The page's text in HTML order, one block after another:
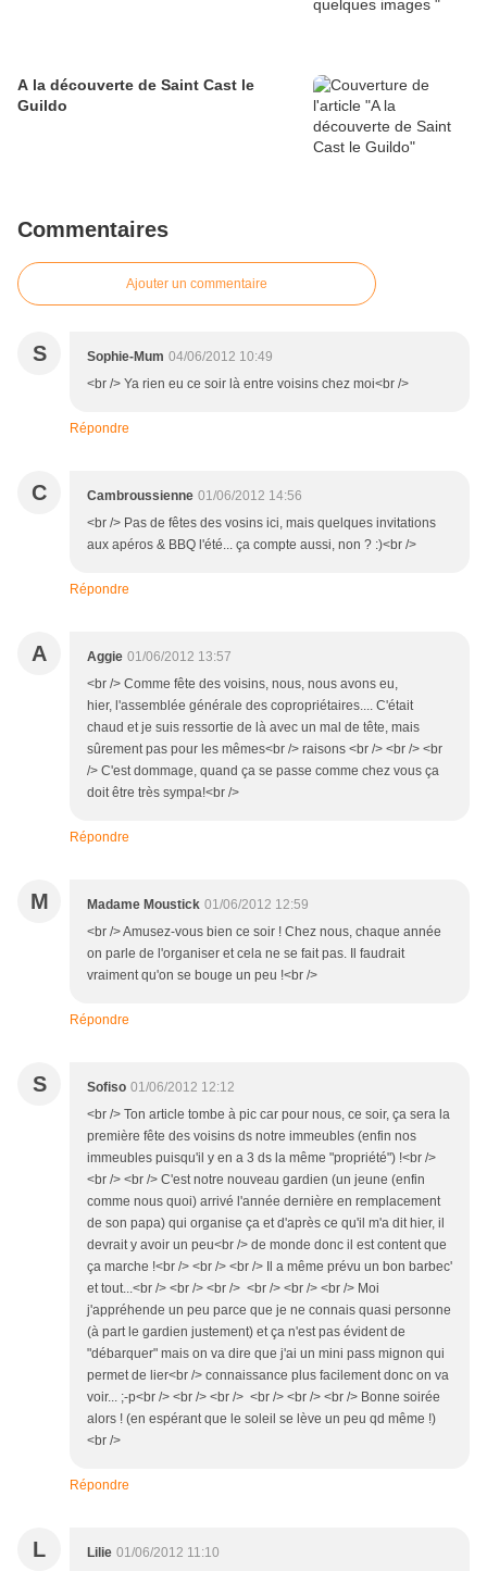
A la découverte de Saint Cast le
Guildo
Commentaires
Ajouter un commentaire
S Sophie-Mum 04/06/2012 10:49
<br /> Ya rien eu ce soir là entre voisins chez moi<br />
Répondre
C Cambroussienne 01/06/2012 14:56
<br /> Pas de fêtes des vosins ici, mais quelques invitations
aux apéros & BBQ l'été... ça compte aussi, non ? :)<br />
Répondre
A Aggie 01/06/2012 13:57
<br /> Comme fête des voisins, nous, nous avons eu,
hier, l'assemblée générale des copropriétaires.... C'était
chaud et je suis ressortie de là avec un mal de tête, mais
sûrement pas pour les mêmes<br /> raisons <br /> <br /> <br
/> C'est dommage, quand ça se passe comme chez vous ça
doit être très sympa!<br />
Répondre
M Madame Moustick 01/06/2012 12:59
<br /> Amusez-vous bien ce soir ! Chez nous, chaque année
on parle de l'organiser et cela ne se fait pas. Il faudrait
vraiment qu'on se bouge un peu !<br />
Répondre
S Sofiso 01/06/2012 12:12
<br /> Ton article tombe à pic car pour nous, ce soir, ça sera la
première fête des voisins ds notre immeubles (enfin nos
immeubles puisqu'il y en a 3 ds la même "propriété") !<br />
<br /> <br /> C'est notre nouveau gardien (un jeune (enfin
comme nous quoi) arrivé l'année dernière en remplacement
de son papa) qui organise ça et d'après ce qu'il m'a dit hier, il
devrait y avoir un peu<br /> de monde donc il est content que
ça marche !<br /> <br /> <br /> Il a même prévu un bon barbec'
et tout...<br /> <br /> <br /> <br /> <br /> <br /> Moi
j'appréhende un peu parce que je ne connais quasi personne
(à part le gardien justement) et ça n'est pas évident de
"débarquer" mais on va dire que j'ai un mini pass mignon qui
permet de lier<br /> connaissance plus facilement donc on va
voir... ;-p<br /> <br /> <br /> <br /> <br /> <br /> Bonne soirée
alors ! (en espérant que le soleil se lève un peu qd même !)
<br />
Répondre
L Lilie 01/06/2012 11:10